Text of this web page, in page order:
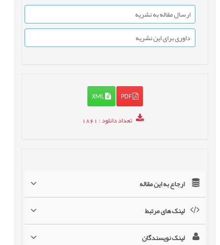
ارسال مقاله به نشریه
داوری برای این نشریه
PDF
XML
تعداد دانلود: 1861
ارجاع به این مقاله
لینک های مرتبط
لینک نویسندگان